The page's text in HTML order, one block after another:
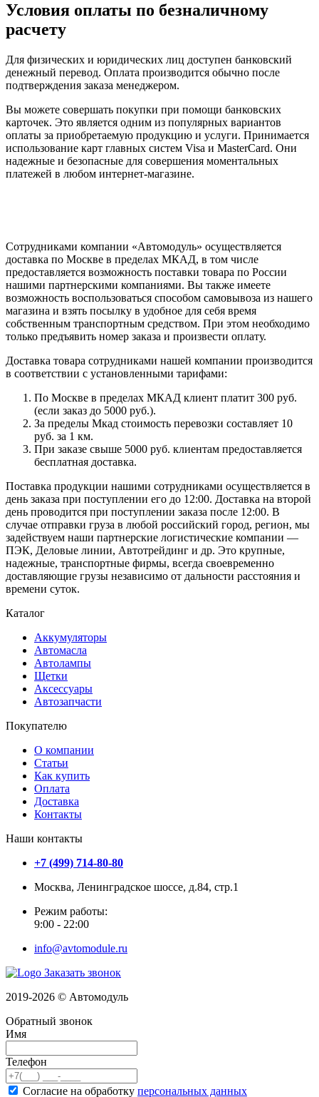
Условия оплаты по безналичному
расчету
Для физических и юридических лиц доступен банковский
денежный перевод. Оплата производится обычно после
подтверждения заказа менеджером.
Вы можете совершать покупки при помощи банковских
карточек. Это является одним из популярных вариантов
оплаты за приобретаемую продукцию и услуги. Принимается
использование карт главных систем Visa и MasterCard. Они
надежные и безопасные для совершения моментальных
платежей в любом интернет-магазине.
Сотрудниками компании «Автомодуль» осуществляется
доставка по Москве в пределах МКАД, в том числе
предоставляется возможность поставки товара по России
нашими партнерскими компаниями. Вы также имеете
возможность воспользоваться способом самовывоза из нашего
магазина и взять посылку в удобное для себя время
собственным транспортным средством. При этом необходимо
только предъявить номер заказа и произвести оплату.
Доставка товара сотрудниками нашей компании производится
в соответствии с установленными тарифами:
По Москве в пределах МКАД клиент платит 300 руб.
(если заказ до 5000 руб.).
За пределы Мкад стоимость перевозки составляет 10
руб. за 1 км.
При заказе свыше 5000 руб. клиентам предоставляется
бесплатная доставка.
Поставка продукции нашими сотрудниками осуществляется в
день заказа при поступлении его до 12:00. Доставка на второй
день проводится при поступлении заказа после 12:00. В
случае отправки груза в любой российский город, регион, мы
задействуем наши партнерские логистические компании —
ПЭК, Деловые линии, Автотрейдинг и др. Это крупные,
надежные, транспортные фирмы, всегда своевременно
доставляющие грузы независимо от дальности расстояния и
времени суток.
Каталог
Аккумуляторы
Автомасла
Автолампы
Щетки
Аксессуары
Автозапчасти
Покупателю
О компании
Статьи
Как купить
Оплата
Доставка
Контакты
Наши контакты
+7 (499) 714-80-80
Москва, Ленинградское шоссе, д.84, стр.1
Режим работы:
9:00 - 22:00
info@avtomodule.ru
Заказать звонок
2019-2026 © Автомодуль
Обратный звонок
Имя
Телефон
Согласие на обработку персональных данных